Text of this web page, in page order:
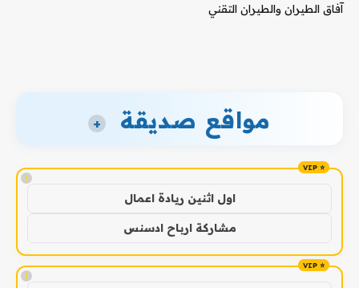
آفاق الطيران والطيران التقني
مواقع صديقة +
!
اول اثنين ريادة اعمال
مشاركة ارباح ادسنس
!